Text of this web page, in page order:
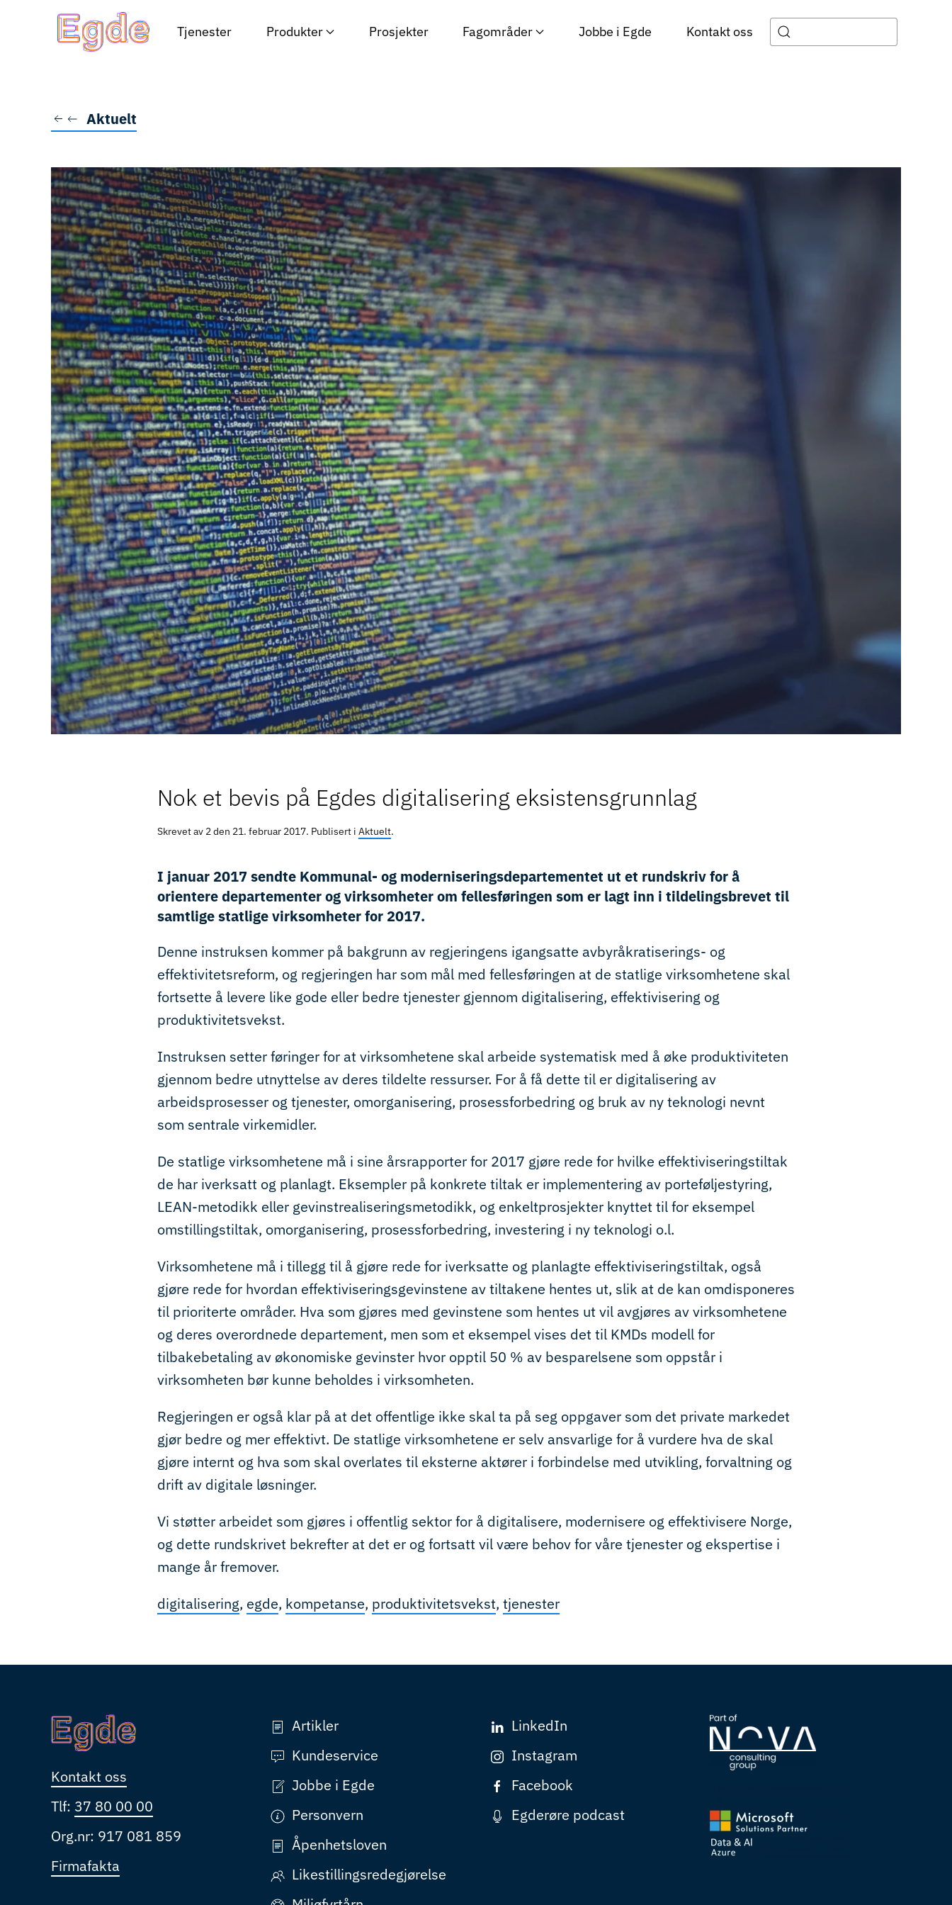
Skip to main content Tjenester Produkter Prosjekter Fagområder Jobbe i Egde Kontakt oss
Aktuelt
Nok et bevis på Egdes digitalisering eksistensgrunnlag
Skrevet av 2 den 21. februar 2017. Publisert i Aktuelt.
I januar 2017 sendte Kommunal- og moderniseringsdepartementet ut et rundskriv for å
orientere departementer og virksomheter om fellesføringen som er lagt inn i tildelingsbrevet til
samtlige statlige virksomheter for 2017.
Denne instruksen kommer på bakgrunn av regjeringens igangsatte avbyråkratiserings- og
effektivitetsreform, og regjeringen har som mål med fellesføringen at de statlige virksomhetene skal
fortsette å levere like gode eller bedre tjenester gjennom digitalisering, effektivisering og
produktivitetsvekst.
Instruksen setter føringer for at virksomhetene skal arbeide systematisk med å øke produktiviteten
gjennom bedre utnyttelse av deres tildelte ressurser. For å få dette til er digitalisering av
arbeidsprosesser og tjenester, omorganisering, prosessforbedring og bruk av ny teknologi nevnt
som sentrale virkemidler.
De statlige virksomhetene må i sine årsrapporter for 2017 gjøre rede for hvilke effektiviseringstiltak
de har iverksatt og planlagt. Eksempler på konkrete tiltak er implementering av porteføljestyring,
LEAN-metodikk eller gevinstrealiseringsmetodikk, og enkeltprosjekter knyttet til for eksempel
omstillingstiltak, omorganisering, prosessforbedring, investering i ny teknologi o.l.
Virksomhetene må i tillegg til å gjøre rede for iverksatte og planlagte effektiviseringstiltak, også
gjøre rede for hvordan effektiviseringsgevinstene av tiltakene hentes ut, slik at de kan omdisponeres
til prioriterte områder. Hva som gjøres med gevinstene som hentes ut vil avgjøres av virksomhetene
og deres overordnede departement, men som et eksempel vises det til KMDs modell for
tilbakebetaling av økonomiske gevinster hvor opptil 50 % av besparelsene som oppstår i
virksomheten bør kunne beholdes i virksomheten.
Regjeringen er også klar på at det offentlige ikke skal ta på seg oppgaver som det private markedet
gjør bedre og mer effektivt. De statlige virksomhetene er selv ansvarlige for å vurdere hva de skal
gjøre internt og hva som skal overlates til eksterne aktører i forbindelse med utvikling, forvaltning og
drift av digitale løsninger.
Vi støtter arbeidet som gjøres i offentlig sektor for å digitalisere, modernisere og effektivisere Norge,
og dette rundskrivet bekrefter at det er og fortsatt vil være behov for våre tjenester og ekspertise i
mange år fremover.
digitalisering, egde, kompetanse, produktivitetsvekst, tjenester
Kontakt oss
Tlf: 37 80 00 00
Org.nr: 917 081 859
Firmafakta
Artikler
Kundeservice
Jobbe i Egde
Personvern
Åpenhetsloven
Likestillingsredegjørelse
LinkedIn
Instagram
Facebook
Egderøre podcast